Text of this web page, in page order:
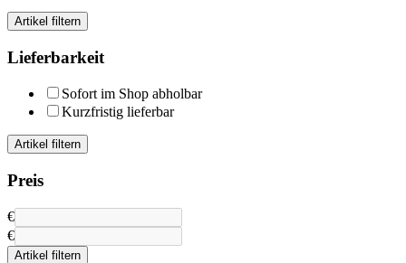
Artikel filtern
Lieferbarkeit
Sofort im Shop abholbar
Kurzfristig lieferbar
Artikel filtern
Preis
€
€
Artikel filtern